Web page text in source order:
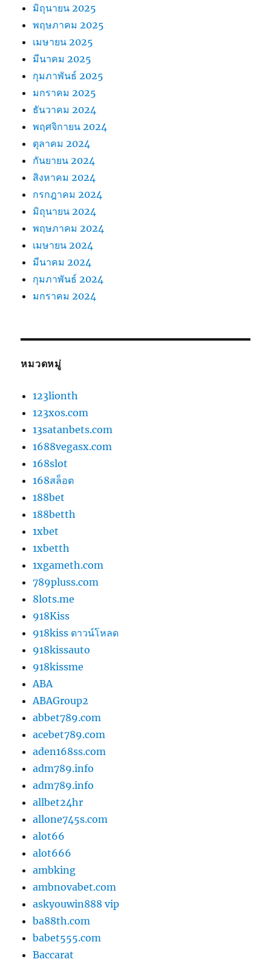
มิถุนายน 2025
พฤษภาคม 2025
เมษายน 2025
มีนาคม 2025
กุมภาพันธ์ 2025
มกราคม 2025
ธันวาคม 2024
พฤศจิกายน 2024
ตุลาคม 2024
กันยายน 2024
สิงหาคม 2024
กรกฎาคม 2024
มิถุนายน 2024
พฤษภาคม 2024
เมษายน 2024
มีนาคม 2024
กุมภาพันธ์ 2024
มกราคม 2024
หมวดหมู่
123lionth
123xos.com
13satanbets.com
1688vegasx.com
168slot
168สล็อต
188bet
188betth
1xbet
1xbetth
1xgameth.com
789pluss.com
8lots.me
918Kiss
918kiss ดาวน์โหลด
918kissauto
918kissme
ABA
ABAGroup2
abbet789.com
acebet789.com
aden168ss.com
adm789.info
adm789.info
allbet24hr
allone745s.com
alot66
alot666
ambking
ambnovabet.com
askyouwin888 vip
ba88th.com
babet555.com
Baccarat